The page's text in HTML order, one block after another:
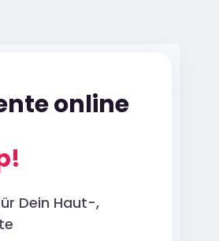
online
Dein Haut-,